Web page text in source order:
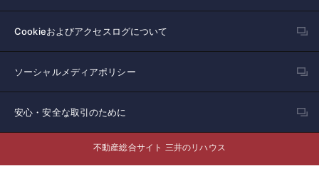
Cookieおよびアクセスログについて
ソーシャルメディアポリシー
安心・安全な取引のために
不動産総合サイト 三井のリハウス